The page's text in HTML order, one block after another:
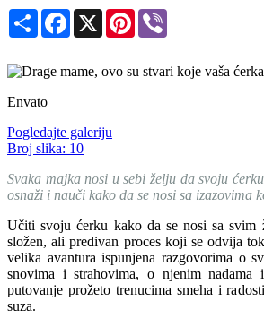
Share Facebook
X Pinterest
Envato
Pogledajte galeriju
Broj slika: 10
Svaka majka nosi u sebi želju da svoju
osnaži i nauči kako da se nosi sa izazovima
Učiti svoju ćerku kako da se nosi sa svim
složen, ali predivan proces koji se odvija
velika avantura ispunjena razgovorima o
snovima i strahovima, o njenim nadama
putovanje prožeto trenucima smeha i
suza.